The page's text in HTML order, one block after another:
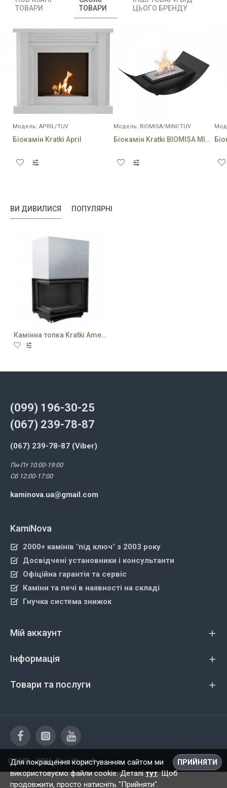
ТОВАРИ
ТОВАРИ
ЦЬОГО БРЕНДУ
Модель: APRIL/TUV
Біокамін Kratki April
Модель: BIOMISA/MINI/TUV
Біокамін Kratki BIOMISA MINI чорний
ВИ ДИВИЛИСЯ ПОПУЛЯРНІ
Камінна топка Kratki Amelia/L/BS/G
(099) 196-30-25
(067) 239-78-87
(067) 239-78-87 (Viber)
Пн-Пт 10:00-19:00
Сб 12:00-17:00
kaminova.ua@gmail.com
KamiNova
2000+ камінів "під ключ" з 2003 року
Досвідчені установники і консультанти
Офіційна гарантія та сервіс
Каміни та печі в наявності на складі
Гнучка система знижок
Мій аккаунт
Інформація
Товари та послуги
©2003 - 2026, KamiNova® ПРИЙНЯТИ
Для покращення користуванням сайтом ми
використовуємо файли cookie. Деталітут. Щоб
продовжити, просто натисніть "Прийняти".